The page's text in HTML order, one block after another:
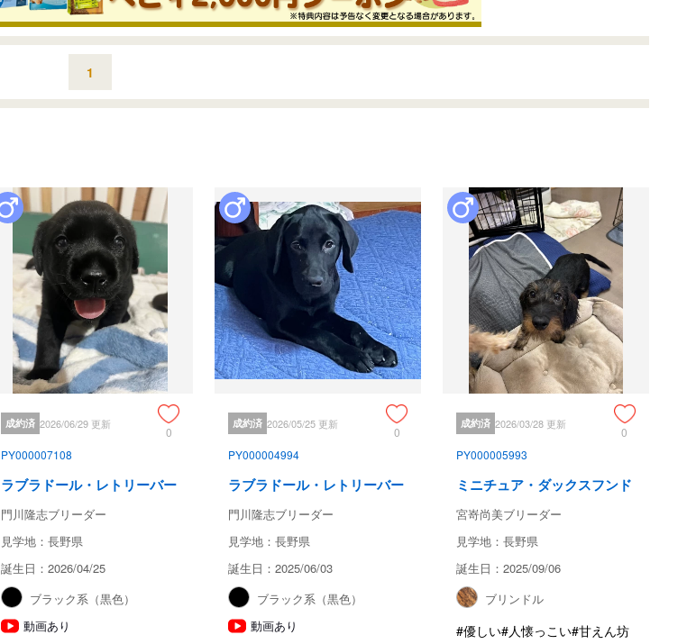
1
成約済 2026/06/29 更新
0
PY000007108
ラブラドール・レトリーバー
門川隆志ブリーダー
見学地：長野県
誕生日：2026/04/25
ブラック系（黒色）
動画あり
成約済 2026/05/25 更新
0
PY000004994
ラブラドール・レトリーバー
門川隆志ブリーダー
見学地：長野県
誕生日：2025/06/03
ブラック系（黒色）
動画あり
成約済 2026/03/28 更新
0
PY000005993
ミニチュア・ダックスフンド
宮嵜尚美ブリーダー
見学地：長野県
誕生日：2025/09/06
ブリンドル
#優しい#人懐っこい#甘えん坊